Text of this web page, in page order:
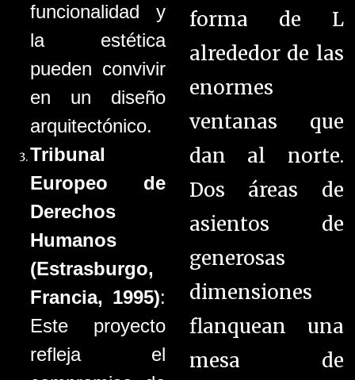
funcionalidad y
la estética
pueden convivir
en un diseño
arquitectónico.
Tribunal
Europeo de
Derechos
Humanos
(Estrasburgo,
Francia, 1995):
Este proyecto
refleja el
forma de L
alrededor de las
enormes
ventanas que
dan al norte.
Dos áreas de
asientos de
generosas
dimensiones
flanquean una
mesa de